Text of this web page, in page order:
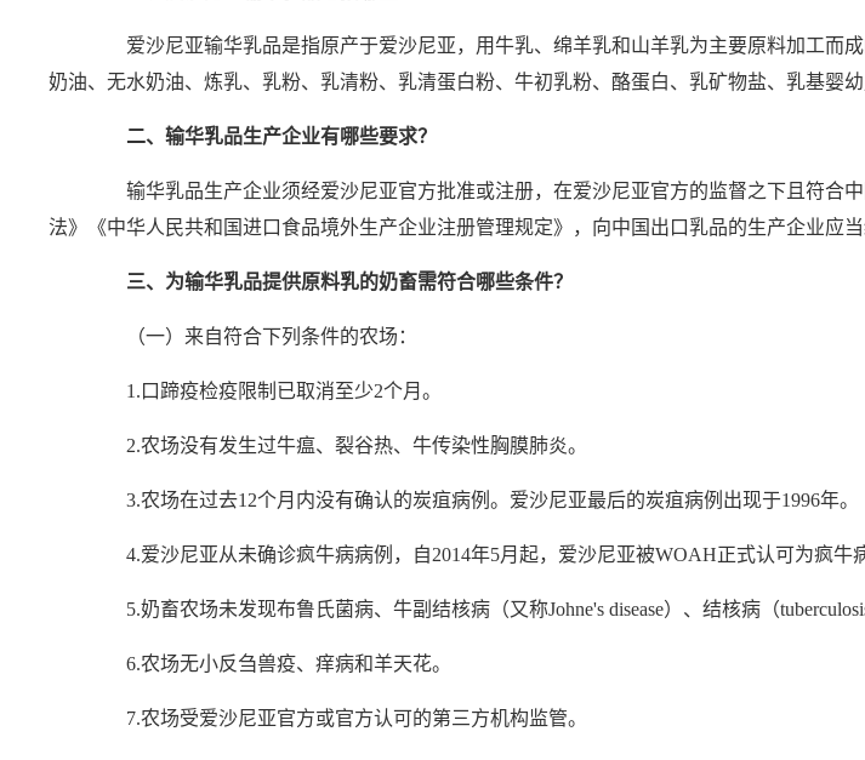
爱沙尼亚输华乳品是指原产于爱沙尼亚，用牛乳、绵羊乳和山羊乳为主要原料加工而
奶油、无水奶油、炼乳、乳粉、乳清粉、乳清蛋白粉、牛初乳粉、酪蛋白、乳矿物盐、乳基婴
二、输华乳品生产企业有哪些要求？
输华乳品生产企业须经爱沙尼亚官方批准或注册，在爱沙尼亚官方的监督之下且符合
法》《中华人民共和国进口食品境外生产企业注册管理规定》，向中国出口乳品的生产企业应
三、为输华乳品提供原料乳的奶畜需符合哪些条件？
（一）来自符合下列条件的农场：
1.口蹄疫检疫限制已取消至少2个月。
2.农场没有发生过牛瘟、裂谷热、牛传染性胸膜肺炎。
3.农场在过去12个月内没有确认的炭疽病例。爱沙尼亚最后的炭疽病例出现于1996年。
4.爱沙尼亚从未确诊疯牛病病例，自2014年5月起，爱沙尼亚被WOAH正式认可为疯牛
5.奶畜农场未发现布鲁氏菌病、牛副结核病（又称Johne's disease）、结核病（
6.农场无小反刍兽疫、痒病和羊天花。
7.农场受爱沙尼亚官方或官方认可的第三方机构监管。